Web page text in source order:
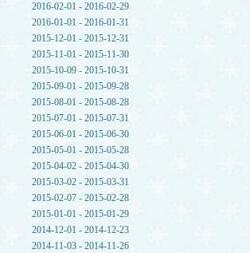
2016-02-01 - 2016-02-29
2016-01-01 - 2016-01-31
2015-12-01 - 2015-12-31
2015-11-01 - 2015-11-30
2015-10-09 - 2015-10-31
2015-09-01 - 2015-09-28
2015-08-01 - 2015-08-28
2015-07-01 - 2015-07-31
2015-06-01 - 2015-06-30
2015-05-01 - 2015-05-28
2015-04-02 - 2015-04-30
2015-03-02 - 2015-03-31
2015-02-07 - 2015-02-28
2015-01-01 - 2015-01-29
2014-12-01 - 2014-12-23
2014-11-03 - 2014-11-26